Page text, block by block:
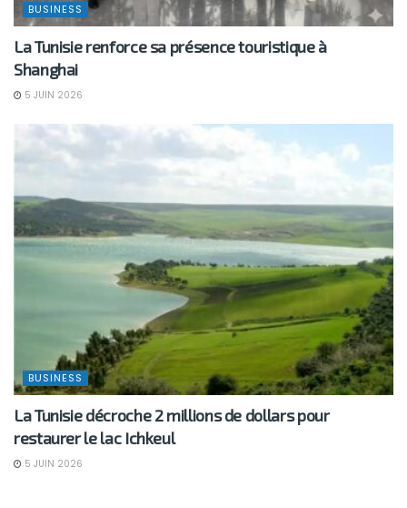
BUSINESS
La Tunisie renforce sa présence touristique à
Shanghai
5 JUIN 2026
BUSINESS
La Tunisie décroche 2 millions de dollars pour
restaurer le lac Ichkeul
5 JUIN 2026